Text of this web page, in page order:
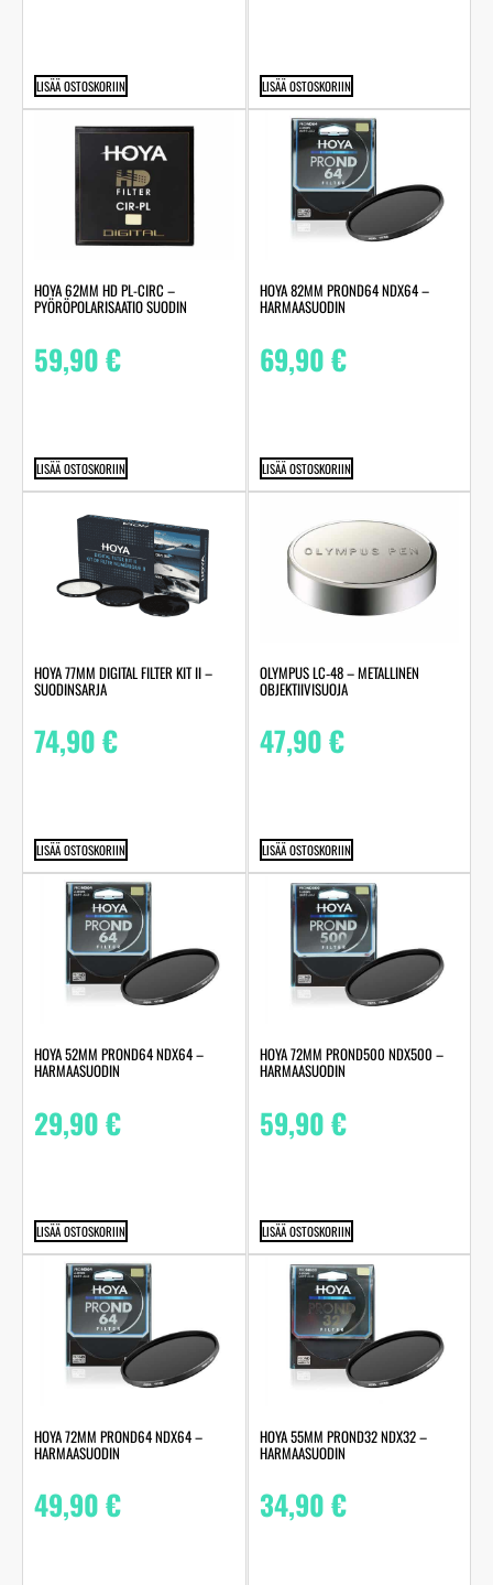
LISÄÄ OSTOSKORIIN LISÄÄ OSTOSKORIIN
HOYA 62MM HD PL-CIRC –
PYÖRÖPOLARISAATIO SUODIN
59,90€
LISÄÄ OSTOSKORIIN
HOYA 82MM PROND64 NDX64 –
HARMAASUODIN
69,90€
LISÄÄ OSTOSKORIIN
HOYA 77MM DIGITAL FILTER KIT II –
SUODINSARJA
74,90€
LISÄÄ OSTOSKORIIN
OLYMPUS LC‑48 – METALLINEN
OBJEKTIIVISUOJA
47,90€
LISÄÄ OSTOSKORIIN
HOYA 52MM PROND64 NDX64 –
HARMAASUODIN
29,90€
LISÄÄ OSTOSKORIIN
HOYA 72MM PROND500 NDX500 –
HARMAASUODIN
59,90€
LISÄÄ OSTOSKORIIN
HOYA 72MM PROND64 NDX64 –
HARMAASUODIN
49,90€
HOYA 55MM PROND32 NDX32 –
HARMAASUODIN
34,90€